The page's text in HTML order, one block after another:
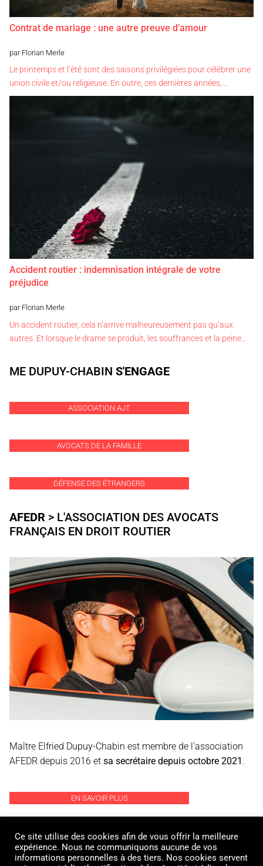
Contrat de mariage : une autre preuve d’amour
par Florian Merle
Le printemps et l’été sont des saisons privilégiées pour célébrer une
union civile et/ou religieuse. En outre, ces dernières années,…
Accident routier : indemnisation intégrale de votre
préjudice
par Florian Merle
Un accident routier, cela n’arrive malheureusement pas qu’aux
autres. Et lorsque le drame se produit, les souffrances et la peine…
ME DUPUY-CHABIN S'ENGAGE
ASSOCIATION AJT
AVOCATS DE LA FAMILLE
DÉFENSE DES ÉTRANGERS
AFEDR > L'ASSOCIATION DES AVOCATS
FRANÇAIS EN DROIT ROUTIER
Maître Elfried Dupuy-Chabin est membre de l'association
AFEDR depuis 2016 et sa secrétaire depuis octobre 2021 .
EN SAVOIR PLUS
Ce site utilise des cookies afin de vous offrir la meilleure
expérience. Nous ne communiquons aucune de vos
informations personnelles à des tiers. Nos cookies servent